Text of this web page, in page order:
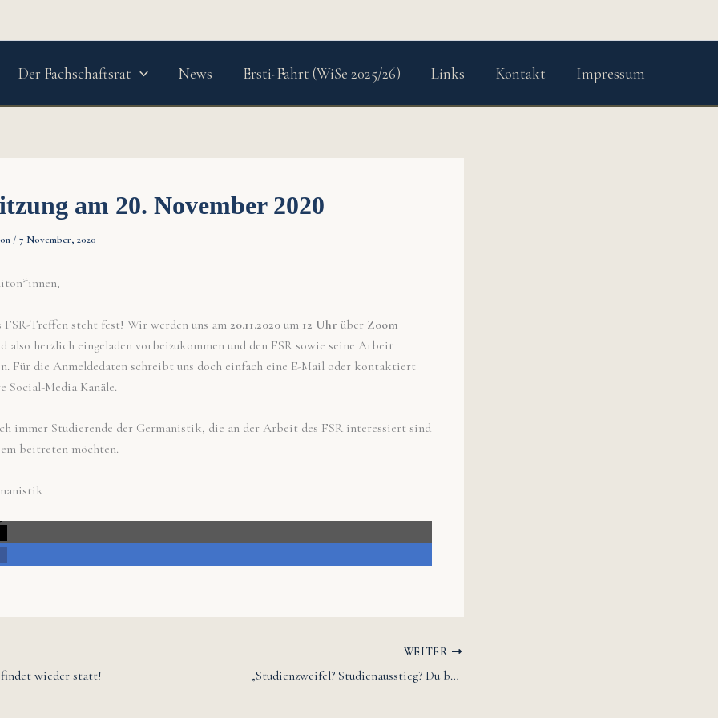
Der Fachschaftsrat News Ersti-Fahrt (WiSe 2025/26) Links Kontakt Impressum
am 20. November 2020
/ 7 November, 2020
FSR-Treffen steht fest! Wir werden uns am 20.11.2020 um 12 Uhr über Zoom
also herzlich eingeladen vorbeizukommen und den FSR sowie seine Arbeit
Für die Anmeldedaten schreibt uns doch einfach eine E-Mail oder kontaktiert
Social-Media Kanäle.
immer Studierende der Germanistik, die an der Arbeit des FSR interessiert sind
beitreten möchten.
findet wieder statt!
WEITER
„Studienzweifel? Studienausstieg? Du bist nicht allein!“